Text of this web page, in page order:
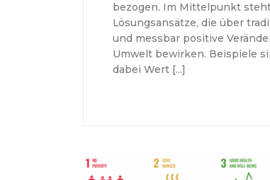
bezogen. Im Mittelpunkt
Lösungsansätze, die über
und messbar positive
Umwelt bewirken. Beispiele
dabei Wert […]